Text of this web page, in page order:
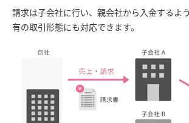
請求は子会社に行い、親会社から入金するよ
有の取引形態にも対応できます。